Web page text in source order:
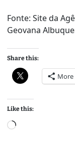
Fonte: Site da
Geovana
Share this:
More
Like this:
L